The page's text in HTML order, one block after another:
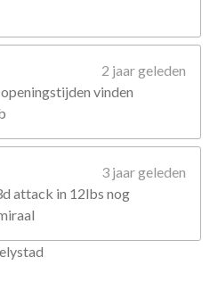
2 jaar geleden
vinden
3 jaar geleden
attack in 12lbs nog